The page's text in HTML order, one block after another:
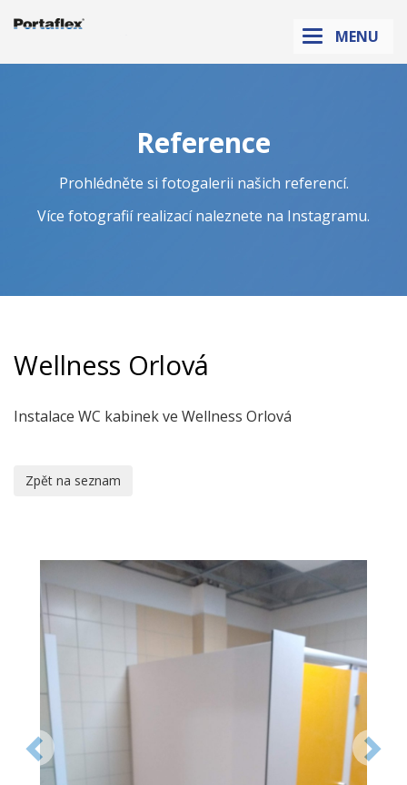
Sanikab.cz
MENU
Reference
Prohlédněte si fotogalerii našich referencí.
Více fotografií realizací naleznete na Instagramu.
Wellness Orlová
Instalace WC kabinek ve Wellness Orlová